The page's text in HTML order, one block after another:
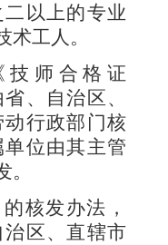
二 以上的专业
术工人。
技师合格证
、自治区、
行政部门核
位由其主管
核发办法，
区、直辖市